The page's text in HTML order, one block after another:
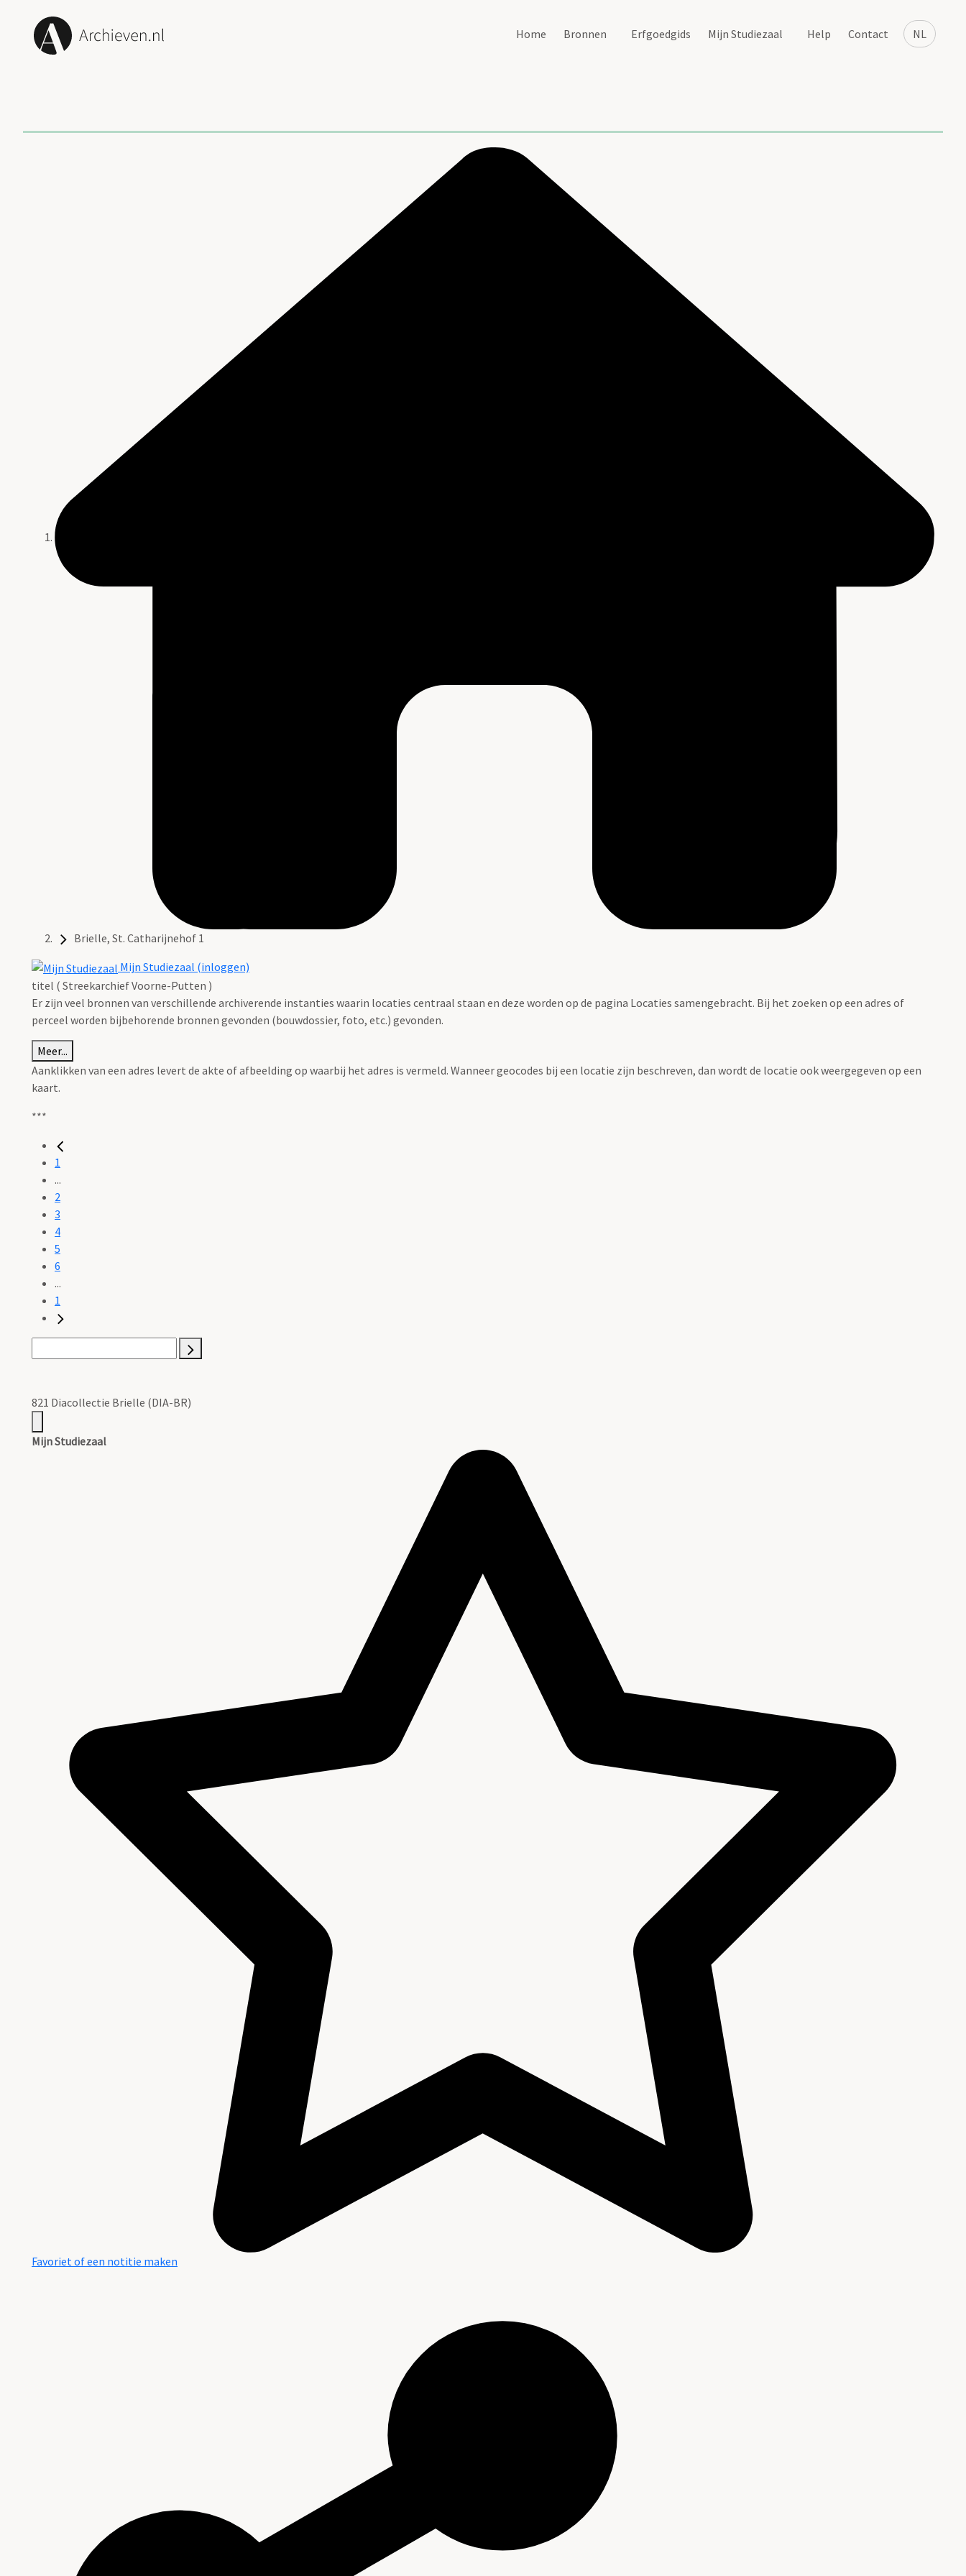
NL
Home Bronnen Erfgoedgids Mijn Studiezaal Help Contact
Brielle, St. Catharijnehof 1
Mijn Studiezaal (inloggen)
titel ( Streekarchief Voorne-Putten )
Er zijn veel bronnen van verschillende archiverende instanties waarin locaties centraal staan en deze worden op de pagina Locaties samengebracht. Bij het zoeken op een adres of
perceel worden bijbehorende bronnen gevonden (bouwdossier, foto, etc.) gevonden.
Meer...
Aanklikken van een adres levert de akte of afbeelding op waarbij het adres is vermeld. Wanneer geocodes bij een locatie zijn beschreven, dan wordt de locatie ook weergegeven op een
kaart.
***
1
...
2
3
4
5
6
...
1
821 Diacollectie Brielle (DIA-BR)
Mijn Studiezaal
Favoriet of een notitie maken